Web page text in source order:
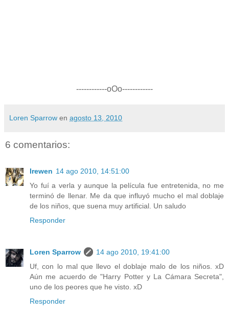
------------oOo------------
Loren Sparrow en agosto 13, 2010
6 comentarios:
Irewen 14 ago 2010, 14:51:00
Yo fuí a verla y aunque la película fue entretenida, no me
terminó de llenar. Me da que influyó mucho el mal doblaje
de los niños, que suena muy artificial. Un saludo
Responder
Loren Sparrow
14 ago 2010, 19:41:00
Uf, con lo mal que llevo el doblaje malo de los niños. xD
Aún me acuerdo de "Harry Potter y La Cámara Secreta",
uno de los peores que he visto. xD
Responder